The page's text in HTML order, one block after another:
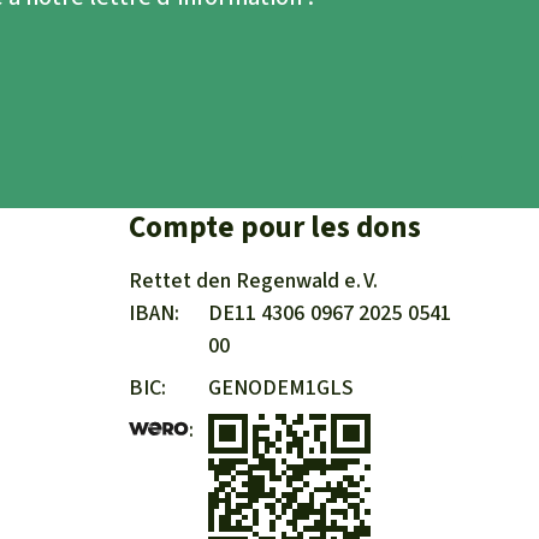
Compte pour les dons
Rettet den Regenwald e. V.
IBAN
DE11 4306 0967 2025 0541
00
BIC
GENODEM1GLS